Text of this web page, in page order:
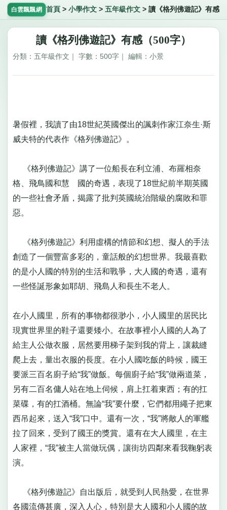
白雲飄飄網 首頁 > 小學作文> 五年級作文> 讀《格列佛遊記》有感
讀《格列佛遊記》有感（500字）
分類：五年級作文｜ 字數：500字｜ 編輯：小景
暑假裡，我讀了由18世紀英國傑出的諷刺作家江奈生·斯
威夫特的代表作《格列佛遊記》。
《格列佛遊記》講了一位船長在利立浦、布羅相奈
格、飛鳥國和慧 國的奇遇，表現了18世紀前半期英國
的一些社會矛盾，揭露了批判英國統治階級的腐敗和罪
惡。
《格列佛遊記》利用虛構的情節和幻想、擬人的手法
創造了一個豐富多彩的，童話般的幻想世界。我最喜歡
的是小人國的特別的生活和戰爭，大人國的奇遇，還有
一些怪誕形象如耶胡、飛島人和長生不老人。
在小人國里，所有的事物都很渺小，小人國里的居民比
現實世界里的鞋子還要矮小。在故事裡小人國的人為了
給主人公做衣服，居然要用梯子架到我的背上，讓裁縫
爬上去，量出衣服的長度。在小人國吃飯的時候，國王
要派三百名廚子給“我”做飯。每個廚子給“我”做兩道菜，
另有二百名傭人站在地上伺候，肩上扛着東西；有的扛
菜碟，有的扛酒桶。無論“我”要什麼，它們都用繩子把東
西吊起來，送入“我”口中。還有一次，“我”將敵人的軍艦
拉了回來，受到了國王的獎賞。還有在大人國里，在主
人家裡，“我”被主人當做玩偶，讓街坊四鄰來看我鞠躬表
演。
《格列佛遊記》自出版后，就受到人民熱愛，在世界
各國流傳甚廣，深入人心，特別是大人國和小人國的故